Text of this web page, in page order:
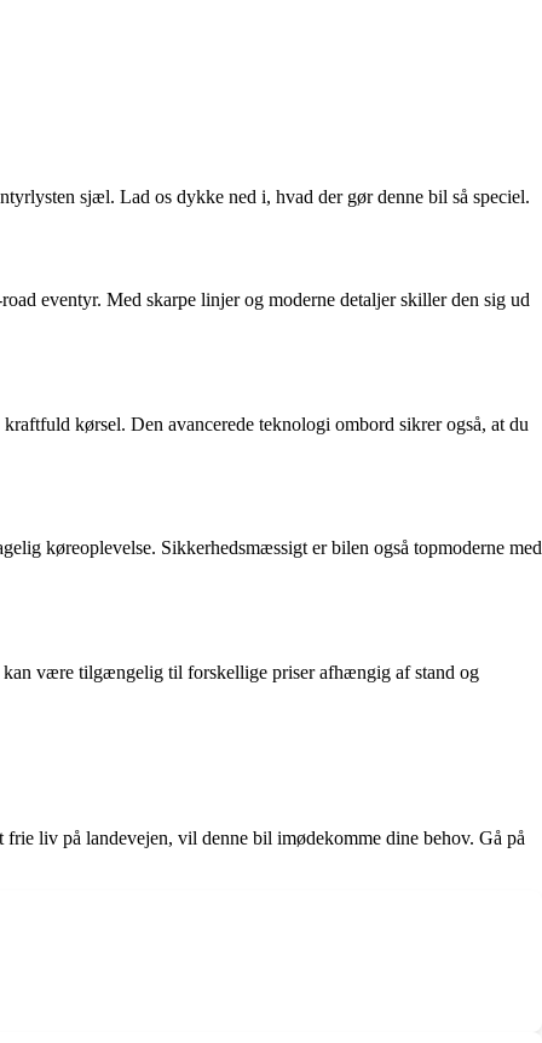
sjæl. Lad os dykke ned i, hvad der gør denne bil så speciel.
eventyr. Med skarpe linjer og moderne detaljer skiller den sig ud
kørsel. Den avancerede teknologi ombord sikrer også, at du
køreoplevelse. Sikkerhedsmæssigt er bilen også topmoderne med
kan være tilgængelig til forskellige priser afhængig af stand og
liv på landevejen, vil denne bil imødekomme dine behov. Gå på